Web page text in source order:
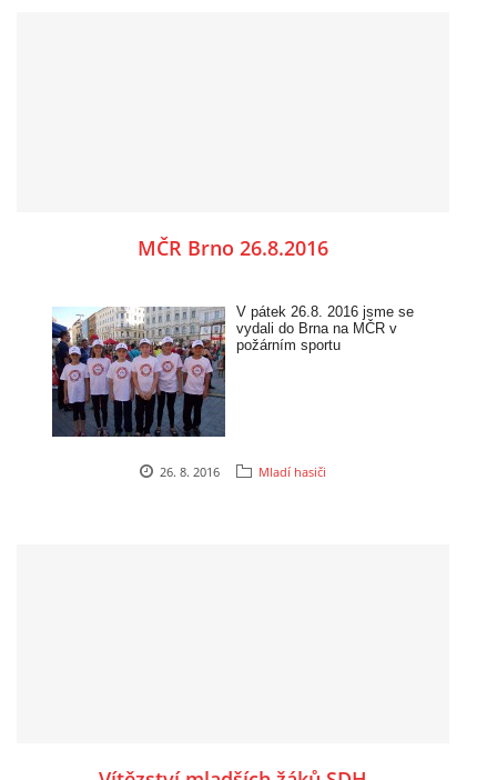
| Aktualizováno: 5. 8. 2026
MČR Brno 26.8.2016
V pátek 26.8. 2016 jsme se
vydali do Brna na MČR v
požárním sportu
26. 8. 2016 Mladí hasiči